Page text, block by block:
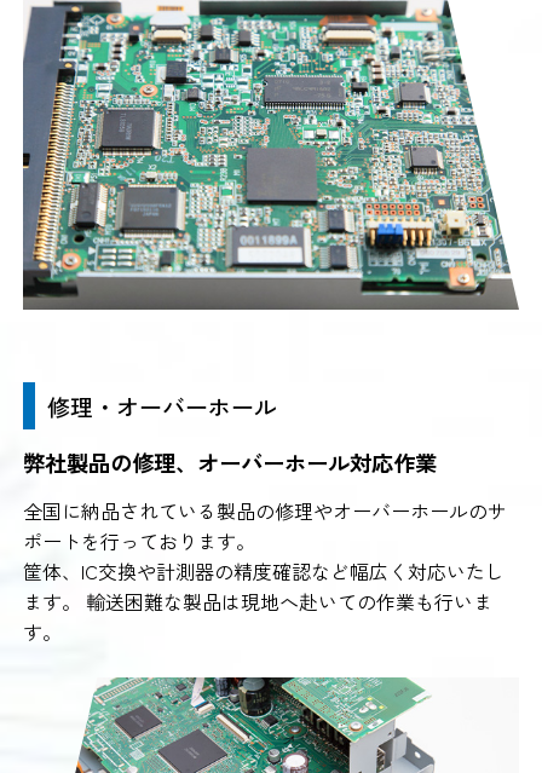
修理・オーバーホール
弊社製品の修理、オーバーホール対応作業
全国に納品されている製品の修理やオーバーホールのサ
ポートを行っております。
筐体、IC交換や計測器の精度確認など幅広く対応いたし
ます。 輸送困難な製品は現地へ赴いての作業も行いま
す。